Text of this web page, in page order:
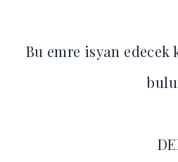
Bu emre isyan edecek